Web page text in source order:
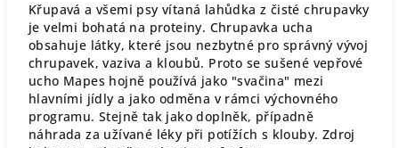
Křupavá a všemi psy vítaná lahůdka z čisté chrupavky
je velmi bohatá na proteiny. Chrupavka ucha
obsahuje látky, které jsou nezbytné pro správný vývoj
chrupavek, vaziva a kloubů. Proto se sušené vepřové
ucho Mapes hojně používá jako "svačina" mezi
hlavními jídly a jako odměna v rámci výchovného
programu. Stejně tak jako doplněk, případně
náhrada za užívané léky při potížích s klouby. Zdroj